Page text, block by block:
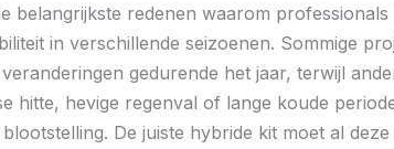
belangrijkste redenen waarom
in verschillende seizoenen. Sommige
gedurende het jaar, terwijl
hitte, hevige regenval of lange koude
De juiste hybride kit moet al